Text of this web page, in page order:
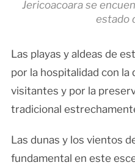
Jericoacoara se
estado
Las playas y aldeas de
por la hospitalidad con la
visitantes y por la
tradicional
Las dunas y los vientos
fundamental en este